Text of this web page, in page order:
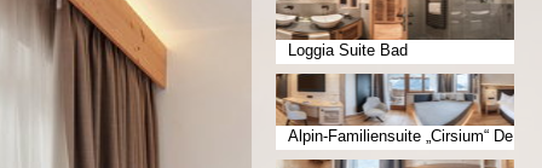
Loggia Suite Bad
Alpin-Familiensuite „Cirsium“ De
luxe Erwachsenenzimmer